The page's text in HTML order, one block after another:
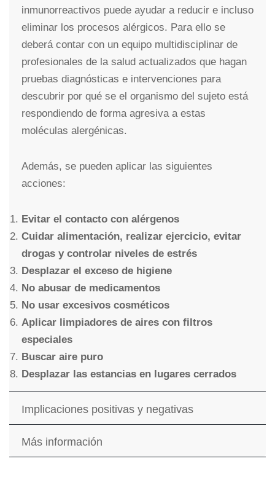
inmunorreactivos puede ayudar a reducir e incluso
eliminar los procesos alérgicos. Para ello se
deberá contar con un equipo multidisciplinar de
profesionales de la salud actualizados que hagan
pruebas diagnósticas e intervenciones para
descubrir por qué se el organismo del sujeto está
respondiendo de forma agresiva a estas
moléculas alergénicas.
Además, se pueden aplicar las siguientes
acciones:
Evitar el contacto con alérgenos
Cuidar alimentación, realizar ejercicio, evitar
drogas y controlar niveles de estrés
Desplazar el exceso de higiene
No abusar de medicamentos
No usar excesivos cosméticos
Aplicar limpiadores de aires con filtros
especiales
Buscar aire puro
Desplazar las estancias en lugares cerrados
Implicaciones positivas y negativas
Más información